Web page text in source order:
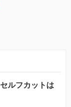
ルフカットは